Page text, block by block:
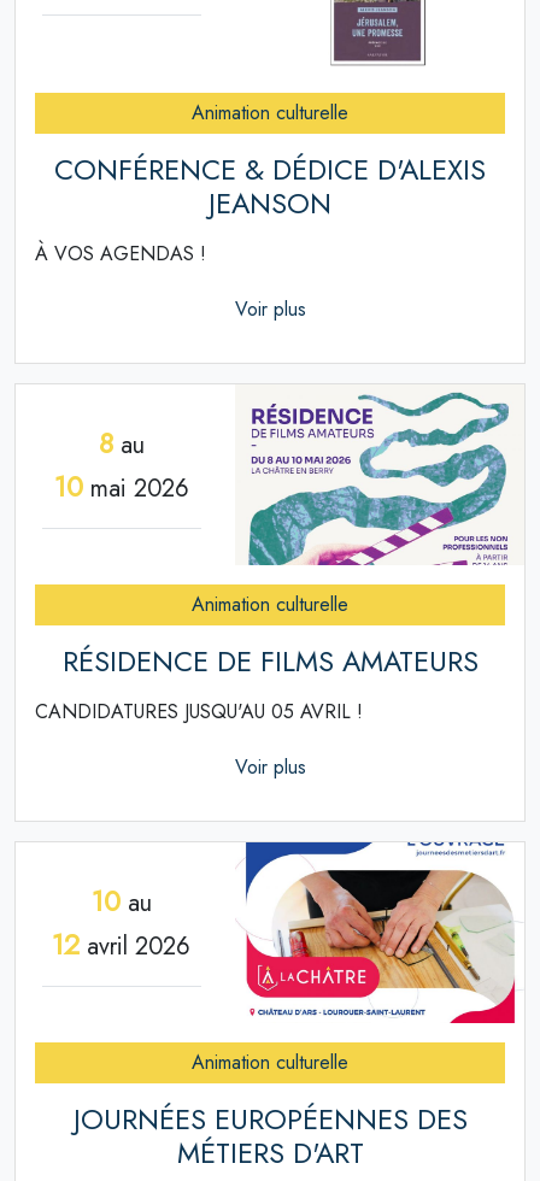
Animation culturelle
CONFÉRENCE & DÉDICE D'ALEXIS
JEANSON
À VOS AGENDAS !
Voir plus
8au
10mai 2026
Animation culturelle
RÉSIDENCE DE FILMS AMATEURS
CANDIDATURES JUSQU'AU 05 AVRIL !
Voir plus
10au
12 avril 2026
Animation culturelle
JOURNÉES EUROPÉENNES DES
MÉTIERS D'ART